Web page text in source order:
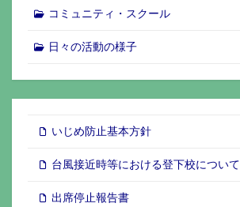
コミュニティ・スクール
日々の活動の様子
いじめ防止基本方針
台風接近時等における登下校について
出席停止報告書